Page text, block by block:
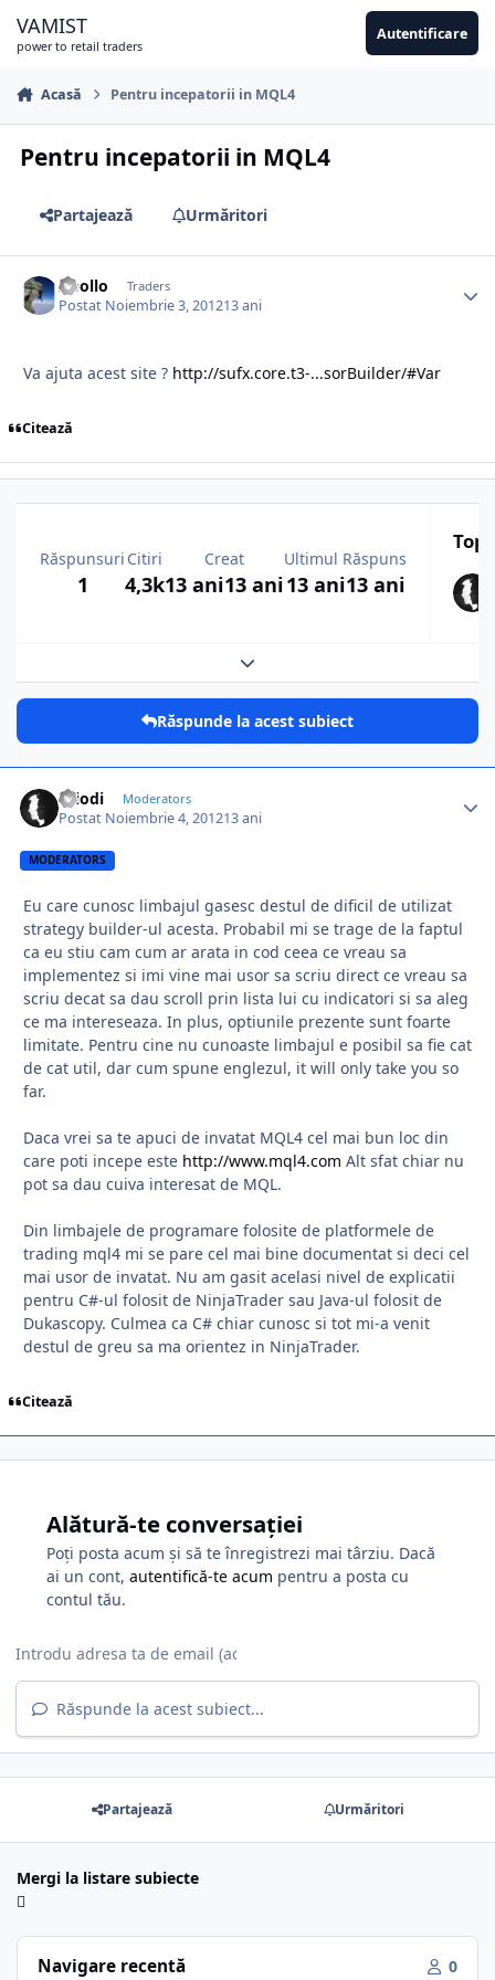
VAMIST
power to retail traders
Autentificare
Acasă Pentru incepatorii in MQL4
Pentru incepatorii in MQL4
Partajează Urmăritori
Apollo Traders
Postat Noiembrie 3, 201213 ani
Va ajuta acest site ? http://sufx.core.t3-...sorBuilder/#Var
Citează
Răspunsuri
1
Citiri
4,3k
Creat
13 ani13 ani
Ultimul Răspuns
13 ani13 ani
Top
Expand topic overview
Răspunde la acest subiect
Criodi Moderators
Postat Noiembrie 4, 201213 ani
MODERATORS
Eu care cunosc limbajul gasesc destul de dificil de utilizat
strategy builder-ul acesta. Probabil mi se trage de la faptul
ca eu stiu cam cum ar arata in cod ceea ce vreau sa
implementez si imi vine mai usor sa scriu direct ce vreau sa
scriu decat sa dau scroll prin lista lui cu indicatori si sa aleg
ce ma intereseaza. In plus, optiunile prezente sunt foarte
limitate. Pentru cine nu cunoaste limbajul e posibil sa fie cat
de cat util, dar cum spune englezul, it will only take you so
far.
Daca vrei sa te apuci de invatat MQL4 cel mai bun loc din
care poti incepe este http://www.mql4.com Alt sfat chiar nu
pot sa dau cuiva interesat de MQL.
Din limbajele de programare folosite de platformele de
trading mql4 mi se pare cel mai bine documentat si deci cel
mai usor de invatat. Nu am gasit acelasi nivel de explicatii
pentru C#-ul folosit de NinjaTrader sau Java-ul folosit de
Dukascopy. Culmea ca C# chiar cunosc si tot mi-a venit
destul de greu sa ma orientez in NinjaTrader.
Citează
Alătură-te conversației
Poți posta acum și să te înregistrezi mai târziu. Dacă
ai un cont, autentifică-te acum pentru a posta cu
contul tău.
Răspunde la acest subiect...
Partajează Urmăritori
Mergi la listare subiecte
Navigare recentă 0